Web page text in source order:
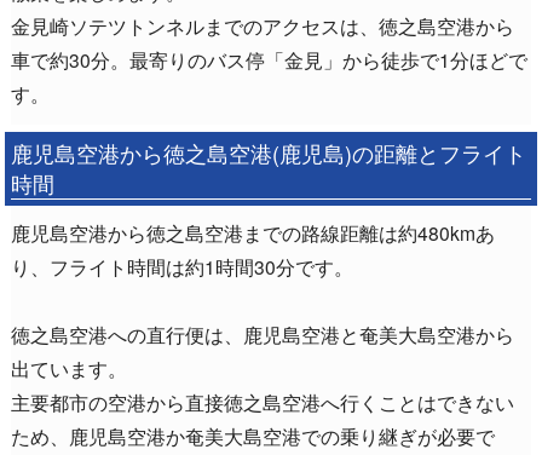
金見崎ソテツトンネルまでのアクセスは、徳之島空港から
車で約30分。最寄りのバス停「金見」から徒歩で1分ほどで
す。
鹿児島空港から徳之島空港(鹿児島)の距離とフライト
時間
鹿児島空港から徳之島空港までの路線距離は約480kmあ
り、フライト時間は約1時間30分です。
徳之島空港への直行便は、鹿児島空港と奄美大島空港から
出ています。
主要都市の空港から直接徳之島空港へ行くことはできない
ため、鹿児島空港か奄美大島空港での乗り継ぎが必要で